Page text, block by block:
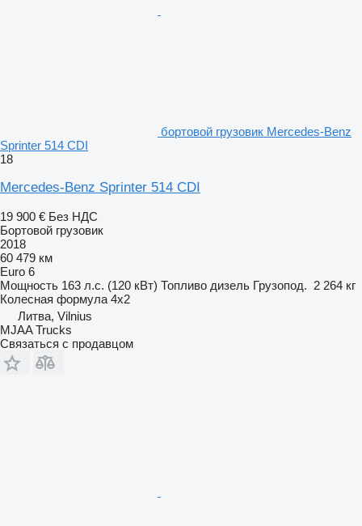
бортовой грузовик Mercedes-Benz
Sprinter 514 CDI
18
Mercedes-Benz Sprinter 514 CDI
19 900 € Без НДС
Бортовой грузовик
2018
60 479 км
Euro 6
Мощность 163 л.с. (120 кВт) Топливо дизель Грузопод. 2 264 кг
Колесная формула 4x2
Литва, Vilnius
MJAA Trucks
Связаться с продавцом